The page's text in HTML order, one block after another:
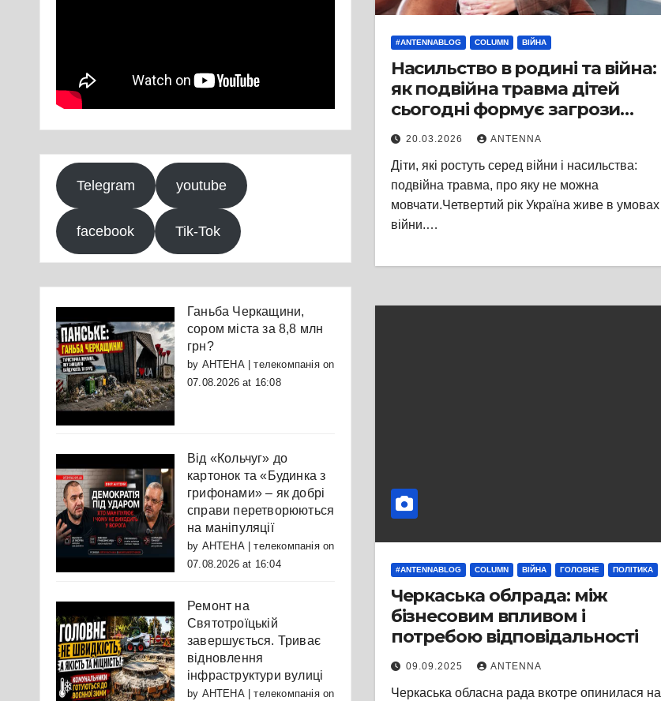
Telegram youtube
facebook Tik-Tok
Ганьба Черкащини,
сором міста за 8,8 млн
грн?
by АНТЕНА | телекомпаніяon
07.08.2026 at 16:08
Від «Кольчуг» до
картонок та «Будинка з
грифонами» – як добрі
справи перетворюються
на маніпуляції
by АНТЕНА | телекомпаніяon
07.08.2026 at 16:04
Ремонт на
Святотроїцькій
завершується. Триває
відновлення
інфраструктури вулиці
by АНТЕНА | телекомпаніяon
#ANTENNABLOG COLUMN ВІЙНА
Насильство в родині та війна:
як подвійна травма дітей
сьогодні формує загрози
завтра
20.03.2026 ANTENNA
Діти, які ростуть серед війни і насильства:
подвійна травма, про яку не можна
мовчати.Четвертий рік Україна живе в умовах
війни.…
#ANTENNABLOG COLUMN ВІЙНА ГОЛОВНЕ ПОЛІТИКА
Черкаська облрада: між
бізнесовим впливом і
потребою відповідальності
09.09.2025 ANTENNA
Черкаська обласна рада вкотре опинилася на